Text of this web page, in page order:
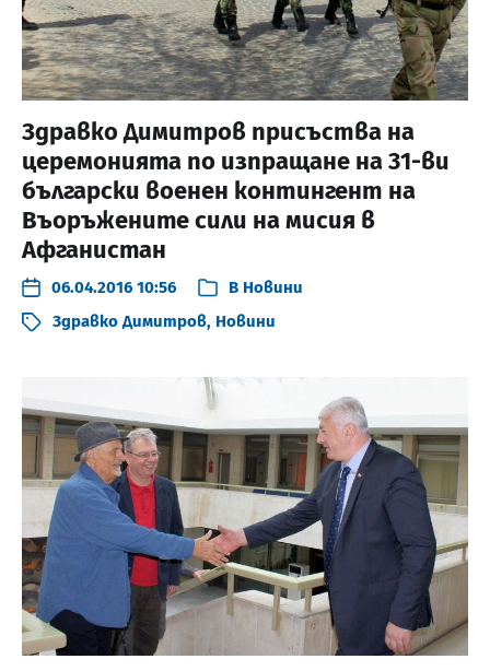
Здравко Димитров присъства на
церемонията по изпращане на 31-ви
български военен контингент на
Въоръжените сили на мисия в
Афганистан
06.04.2016 10:56 В Новини
Здравко Димитров, Новини